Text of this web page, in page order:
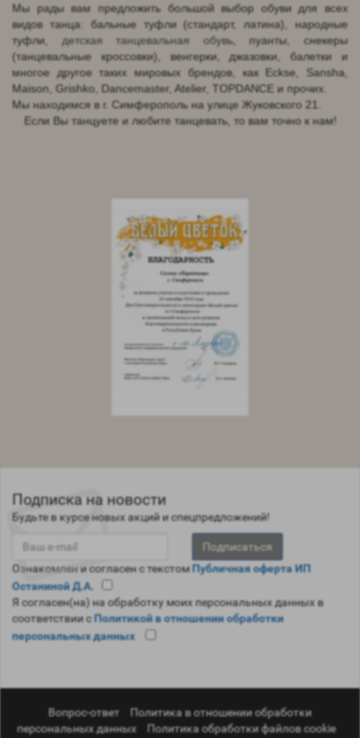
Мы рады вам предложить большой выбор обуви для всех
видов танца: бальные туфли (стандарт, латина), народные
туфли, детская танцевальная обувь, пуанты, снекеры
(танцевальные кроссовки), венгерки, джазовки, балетки и
многое другое таких мировых брендов, как Eckse, Sansha,
Maison, Grishko, Dancemaster, Atelier, TOPDANCE и прочих.
Мы находимся в г. Симферополь на улице Жуковского 21.
Если Вы танцуете и любите танцевать, то вам точно к нам!
Подписка на новости
Будьте в курсе новых акций и спецпредложений!
Подписаться
Ознакомлен и согласен с текстомПубличнaя оферта ИП
Останиной Д.А.
Я согласен(на) на обработку моих персональных данных в
соответствии сПолитикой в отношении обработки
персональных данных
Вопрос-ответ
Политика в отношении обработки
персональных данных
Политика обработки файлов cookie